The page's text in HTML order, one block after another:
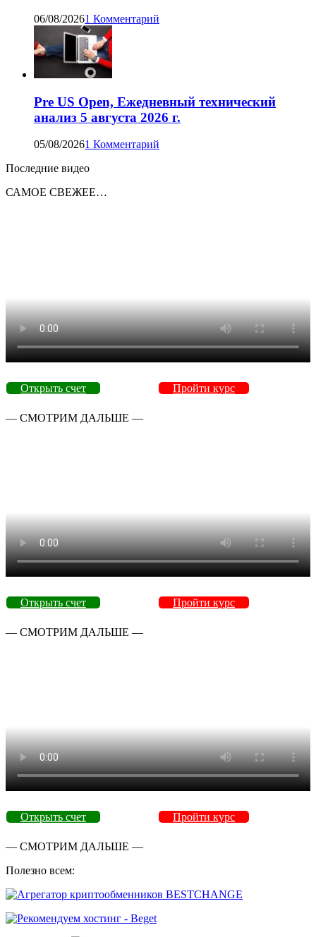
06/08/20261 Комментарий
Pre US Open, Ежедневный технический
анализ 5 августа 2026 г.
05/08/20261 Комментарий
Последние видео
САМОЕ СВЕЖЕЕ…
Открыть счет Пройти курс
— СМОТРИМ ДАЛЬШЕ —
Открыть счет Пройти курс
— СМОТРИМ ДАЛЬШЕ —
Открыть счет Пройти курс
— СМОТРИМ ДАЛЬШЕ —
Полезно всем: